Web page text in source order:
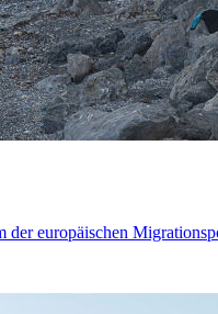
der europäischen